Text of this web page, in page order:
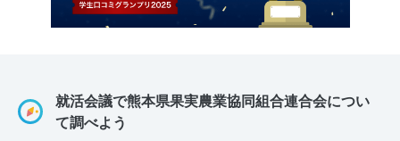
就活会議で熊本県果実農業協同組合連合会につい
て調べよう